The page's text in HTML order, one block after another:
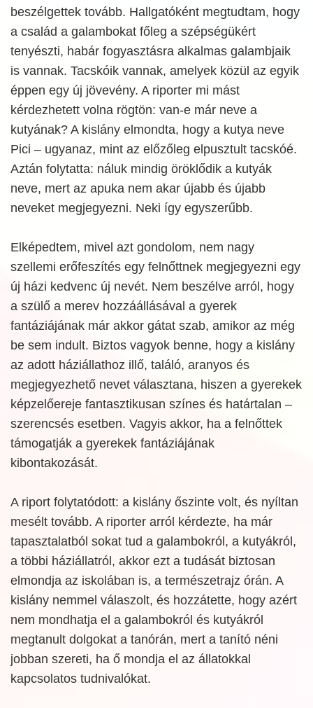
beszélgettek tovább. Hallgatóként megtudtam, hogy
a család a galambokat főleg a szépségükért
tenyészti, habár fogyasztásra alkalmas galambjaik
is vannak. Tacskóik vannak, amelyek közül az egyik
éppen egy új jövevény. A riporter mi mást
kérdezhetett volna rögtön: van-e már neve a
kutyának? A kislány elmondta, hogy a kutya neve
Pici – ugyanaz, mint az előzőleg elpusztult tacskóé.
Aztán folytatta: náluk mindig öröklődik a kutyák
neve, mert az apuka nem akar újabb és újabb
neveket megjegyezni. Neki így egyszerűbb.
Elképedtem, mivel azt gondolom, nem nagy
szellemi erőfeszítés egy felnőttnek megjegyezni egy
új házi kedvenc új nevét. Nem beszélve arról, hogy
a szülő a merev hozzáállásával a gyerek
fantáziájának már akkor gátat szab, amikor az még
be sem indult. Biztos vagyok benne, hogy a kislány
az adott háziállathoz illő, találó, aranyos és
megjegyezhető nevet választana, hiszen a gyerekek
képzelőereje fantasztikusan színes és határtalan –
szerencsés esetben. Vagyis akkor, ha a felnőttek
támogatják a gyerekek fantáziájának
kibontakozását.
A riport folytatódott: a kislány őszinte volt, és nyíltan
mesélt tovább. A riporter arról kérdezte, ha már
tapasztalatból sokat tud a galambokról, a kutyákról,
a többi háziállatról, akkor ezt a tudását biztosan
elmondja az iskolában is, a természetrajz órán. A
kislány nemmel válaszolt, és hozzátette, hogy azért
nem mondhatja el a galambokról és kutyákról
megtanult dolgokat a tanórán, mert a tanító néni
jobban szereti, ha ő mondja el az állatokkal
kapcsolatos tudnivalókat.